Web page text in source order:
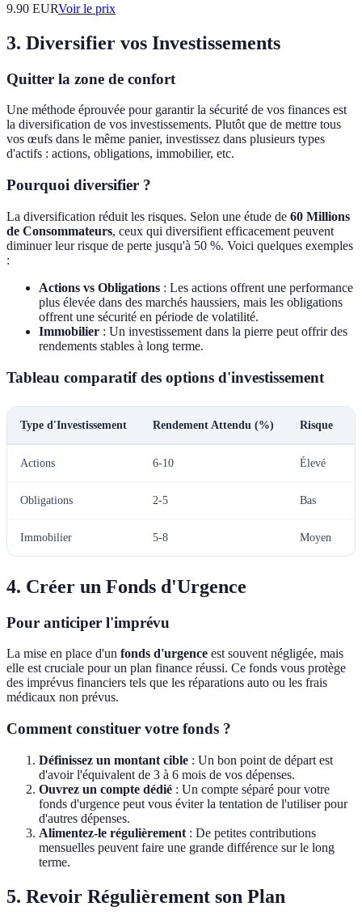
9.90 EURVoir le prix
3. Diversifier vos Investissements
Quitter la zone de confort
Une méthode éprouvée pour garantir la sécurité de vos finances est
la diversification de vos investissements. Plutôt que de mettre tous
vos œufs dans le même panier, investissez dans plusieurs types
d'actifs : actions, obligations, immobilier, etc.
Pourquoi diversifier ?
La diversification réduit les risques. Selon une étude de 60 Millions
de Consommateurs, ceux qui diversifient efficacement peuvent
diminuer leur risque de perte jusqu'à 50 %. Voici quelques exemples
:
Actions vs Obligations : Les actions offrent une performance
plus élevée dans des marchés haussiers, mais les obligations
offrent une sécurité en période de volatilité.
Immobilier : Un investissement dans la pierre peut offrir des
rendements stables à long terme.
Tableau comparatif des options d'investissement
Type d'Investissement Rendement Attendu (%) Risque
Actions 6-10 Élevé
Obligations 2-5 Bas
Immobilier 5-8 Moyen
4. Créer un Fonds d'Urgence
Pour anticiper l'imprévu
La mise en place d'un fonds d'urgence est souvent négligée, mais
elle est cruciale pour un plan finance réussi. Ce fonds vous protège
des imprévus financiers tels que les réparations auto ou les frais
médicaux non prévus.
Comment constituer votre fonds ?
Définissez un montant cible : Un bon point de départ est
d'avoir l'équivalent de 3 à 6 mois de vos dépenses.
Ouvrez un compte dédié : Un compte séparé pour votre
fonds d'urgence peut vous éviter la tentation de l'utiliser pour
d'autres dépenses.
Alimentez-le régulièrement : De petites contributions
mensuelles peuvent faire une grande différence sur le long
terme.
5. Revoir Régulièrement son Plan